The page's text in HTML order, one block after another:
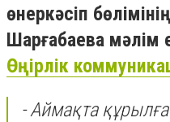
өнеркәсіп
Шарғабаева мәлім
Өңірлік
- Аймақта